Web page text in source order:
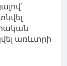
առևտրի